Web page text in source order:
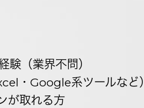
験（業界不問）
・Google系ツールなど
が取れる方